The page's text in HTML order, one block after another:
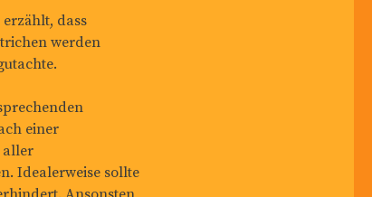
dass
werden
einer
aller
Idealerweise sollte